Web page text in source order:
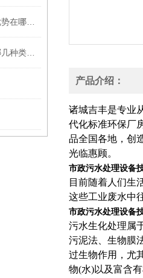
产品介绍：
诸城吉丰是专业
代化标准环保厂
品全国各地，创
光临惠顾。
市政污水处理设备
目前随着人们生
这些工业废水中
市政污水处理设备
污水生化处理属
污泥法、生物膜
过生物作用，尤
物(水)以及富含